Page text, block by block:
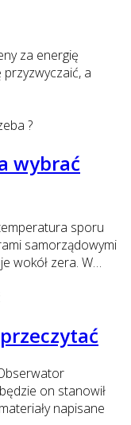
za energię
przyzwyczaić, a
wybrać
sporu
samorządowymi
wokół zera. W…
on stanowił
napisane